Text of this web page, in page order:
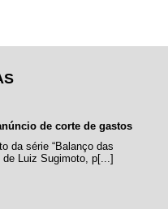
de corte de gastos
da série “Balanço das
Luiz Sugimoto, p[...]